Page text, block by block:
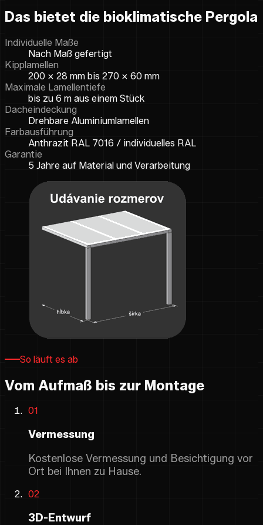
Das bietet die bioklimatische Pergola
Individuelle Maße
Nach Maß gefertigt
Kipplamellen
200 × 28 mm bis 270 × 60 mm
Maximale Lamellentiefe
bis zu 6 m aus einem Stück
Dacheindeckung
Drehbare Aluminiumlamellen
Farbausführung
Anthrazit RAL 7016 / individuelles RAL
Garantie
5 Jahre auf Material und Verarbeitung
So läuft es ab
Vom Aufmaß bis zur Montage
01
Vermessung
Kostenlose Vermessung und Besichtigung vor
Ort bei Ihnen zu Hause.
02
3D-Entwurf